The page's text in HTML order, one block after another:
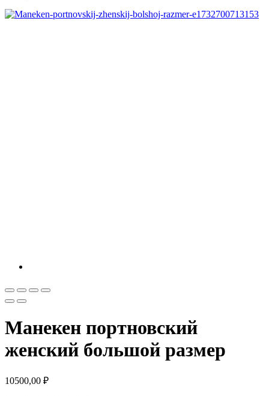
Манекен портновский
женский большой размер
10500,00 ₽